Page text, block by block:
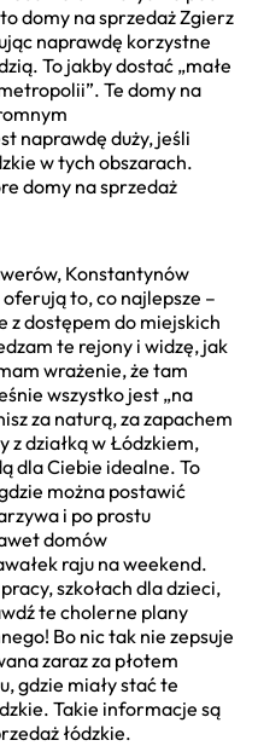
domy na sprzedaż Zgierz
naprawdę korzystne
To jakby dostać „małe
Te domy na
naprawdę duży, jeśli
w tych obszarach.
domy na sprzedaż
Konstantynów
to, co najlepsze –
z dostępem do miejskich
te rejony i widzę, jak
wrażenie, że tam
wszystko jest „na
za naturą, za zapachem
z działką w Łódzkiem,
dla Ciebie idealne. To
można postawić
i po prostu
domów
raju na weekend.
szkołach dla dzieci,
te cholerne plany
Bo nic tak nie zepsuje
zaraz za płotem
gdzie miały stać te
Takie informacje są
łódzkie.